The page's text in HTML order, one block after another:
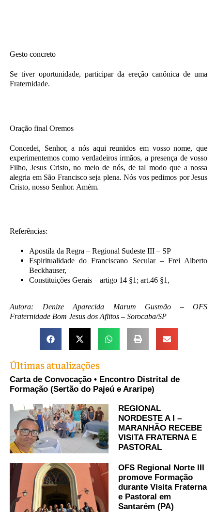
Gesto concreto
Se tiver oportunidade, participar da ereção canônica de uma
Fraternidade.
Oração final Oremos
Concedei, Senhor, a nós aqui reunidos em vosso nome, que
experimentemos como verdadeiros irmãos, a presença de vosso
Filho, Jesus Cristo, no meio de nós, de tal modo que a nossa
alegria em São Francisco seja plena. Nós vos pedimos por Jesus
Cristo, nosso Senhor. Amém.
Referências:
Apostila da Regra – Regional Sudeste III – SP
Espiritualidade do Franciscano Secular – Frei Alberto
Beckhauser,
Constituições Gerais – artigo 14 §1; art.46 §1,
Autora: Denize Aparecida Marum Gusmão – OFS
Fraternidade Bom Jesus dos Aflitos – Sorocaba/SP
Últimas atualizações
Carta de Convocação • Encontro Distrital de
Formação (Sertão do Pajeú e Araripe)
REGIONAL
NORDESTE A I –
MARANHÃO RECEBE
VISITA FRATERNA E
PASTORAL
OFS Regional Norte III
promove Formação
durante Visita Fraterna
e Pastoral em
Santarém (PA)